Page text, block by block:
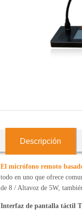
Descripción
El micrófono remoto
todo en uno que ofrece
de 8 / Altavoz de 5W,
Interfaz de pantalla táctil